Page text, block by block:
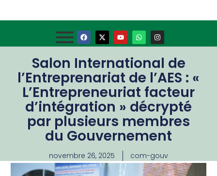
Salon International de
l’Entreprenariat de l’AES : «
L’Entrepreneuriat facteur
d’intégration » décrypté
par plusieurs membres
du Gouvernement
novembre 26, 2025 com-gouv